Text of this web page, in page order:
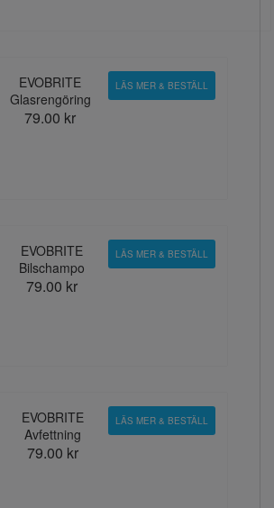
EVOBRITE
Glasrengöring
79.00 kr
LÄS MER & BESTÄLL
EVOBRITE
Bilschampo
79.00 kr
LÄS MER & BESTÄLL
EVOBRITE
Avfettning
79.00 kr
LÄS MER & BESTÄLL